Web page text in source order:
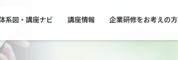
系図・講座ナビ 講座情報 企業研修をお考えの方